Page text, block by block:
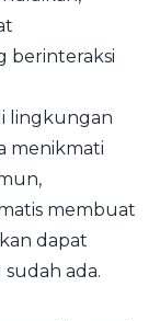
berinteraksi
lingkungan
menikmati
membuat
dapat
ada.